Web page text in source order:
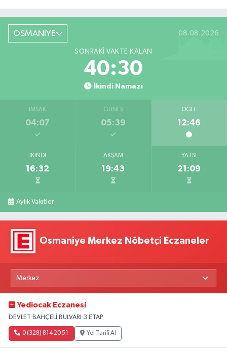
OSMANİYE 08.08.2026
SONRAKI VAKTE KALAN
40:29
İkindi Namazı
İMSAK
04:07
GÜNEŞ
05:39
ÖĞLE
12:46
İKINDI
16:32
AKŞAM
19:43
YATSI
21:09
Aylık Vakitler
Osmaniye Merkez Nöbetçi Eczaneler
Yediocak Eczanesi
DEVLET BAHÇELİ BULVARI 3.ETAP
0 (328) 814 20 51 Yol Tarifi Al